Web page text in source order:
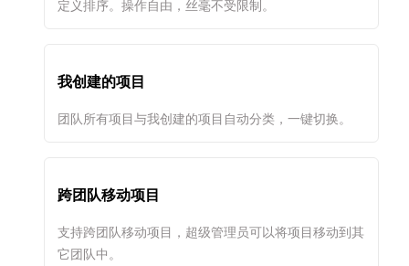
定义排序。操作自由，丝毫不受限制。
我创建的项目
团队所有项目与我创建的项目自动分类，一键切换。
跨团队移动项目
支持跨团队移动项目，超级管理员可以将项目移动到其
它团队中。